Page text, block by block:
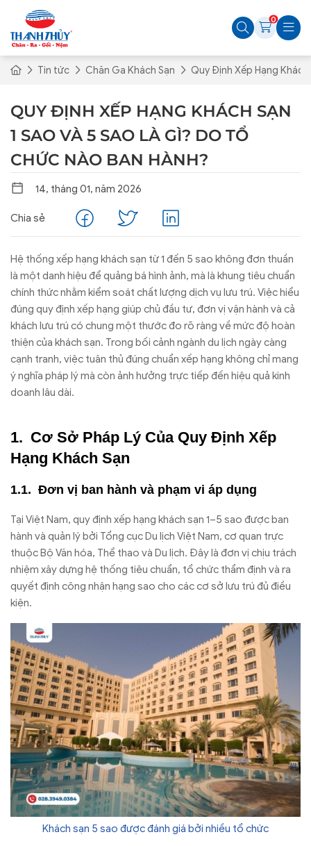
0
Tin tức Chăn Ga Khách Sạn Quy Định Xếp Hạng Khách
QUY ĐỊNH XẾP HẠNG KHÁCH SẠN
1 SAO VÀ 5 SAO LÀ GÌ? DO TỔ
CHỨC NÀO BAN HÀNH?
14, tháng 01, năm 2026
Chia sẻ
Hệ thống xếp hạng khách sạn từ 1 đến 5 sao không đơn thuần
là một danh hiệu để quảng bá hình ảnh, mà là khung tiêu chuẩn
chính thức nhằm kiểm soát chất lượng dịch vụ lưu trú. Việc hiểu
đúng quy định xếp hạng giúp chủ đầu tư, đơn vị vận hành và cả
khách lưu trú có chung một thước đo rõ ràng về mức độ hoàn
thiện của khách sạn. Trong bối cảnh ngành du lịch ngày càng
cạnh tranh, việc tuân thủ đúng chuẩn xếp hạng không chỉ mang
ý nghĩa pháp lý mà còn ảnh hưởng trực tiếp đến hiệu quả kinh
doanh lâu dài.
Cơ Sở Pháp Lý Của Quy Định Xếp
Hạng Khách Sạn
Đơn vị ban hành và phạm vi áp dụng
Tại Việt Nam, quy định xếp hạng khách sạn 1–5 sao được ban
hành và quản lý bởi Tổng cục Du lịch Việt Nam, cơ quan trực
thuộc Bộ Văn hóa, Thể thao và Du lịch. Đây là đơn vị chịu trách
nhiệm xây dựng hệ thống tiêu chuẩn, tổ chức thẩm định và ra
quyết định công nhận hạng sao cho các cơ sở lưu trú đủ điều
kiện.
Khách sạn 5 sao được đánh giá bởi nhiều tổ chức